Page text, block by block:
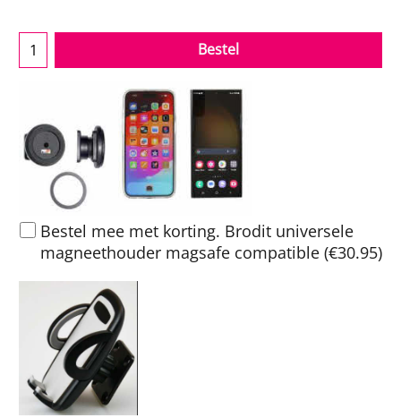
Bestel
Bestel mee met korting. Brodit universele
magneethouder magsafe compatible (€30.95)